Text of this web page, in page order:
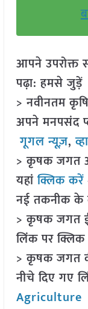
आपने उपरोक्त
पढ़ा: हमसे जुड़ें
> नवीनतम
अपने मनपसंद
गूगल न्यूज़,
> कृषक जगत
यहांक्लिक करें
नई तकनीक के
> कृषक जगत
लिंक पर
> कृषक जगत
नीचे दिए गए
Agriculture